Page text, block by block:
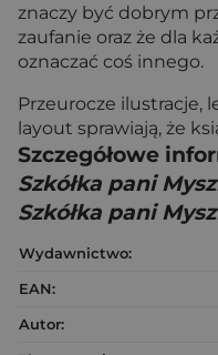
znaczy być dobrym
zaufanie oraz że dla
oznaczać coś innego.
Przeurocze ilustracje,
layout sprawiają, że
Szczegółowe
Szkółka pani
Szkółka pani
Wydawnictwo:
EAN:
Autor: